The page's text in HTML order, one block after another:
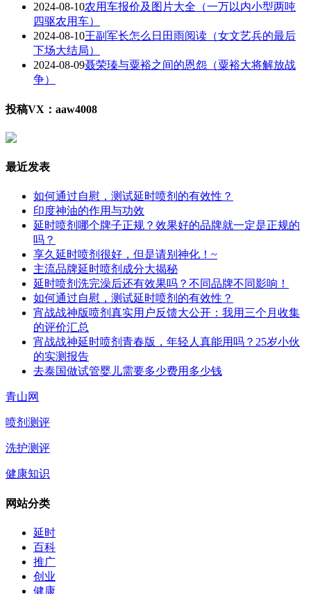
2024-08-10农用车报价及图片大全（一万以内小型两吨
四驱农用车）
2024-08-10王副军长怎么日田雨阅读（女文艺兵的最后
下场大结局）
2024-08-09聂荣瑧与粟裕之间的恩怨（粟裕大将解放战
争）
投稿VX：aaw4008
最近发表
如何通过自慰，测试延时喷剂的有效性？
印度神油的作用与功效
延时喷剂哪个牌子正规？效果好的品牌就一定是正规的
吗？
享久延时喷剂很好，但是请别神化！~
主流品牌延时喷剂成分大揭秘
延时喷剂洗完澡后还有效果吗？不同品牌不同影响！
如何通过自慰，测试延时喷剂的有效性？
宵战战神版喷剂真实用户反馈大公开：我用三个月收集
的评价汇总
宵战战神延时喷剂青春版，年轻人真能用吗？25岁小伙
的实测报告
去泰国做试管婴儿需要多少费用多少钱
青山网
喷剂测评
洗护测评
健康知识
网站分类
延时
百科
推广
创业
健康